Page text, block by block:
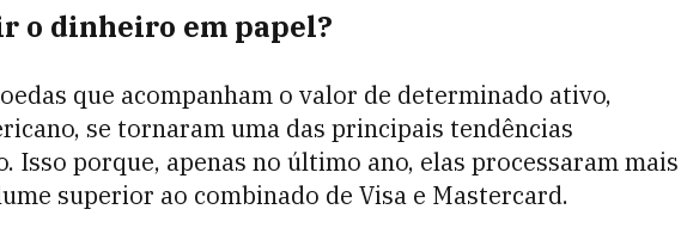
o dinheiro em papel?
que acompanham o valor de determinado ativo,
se tornaram uma das principais tendências
Isso porque, apenas no último ano, elas processaram mais
superior ao combinado de Visa e Mastercard.